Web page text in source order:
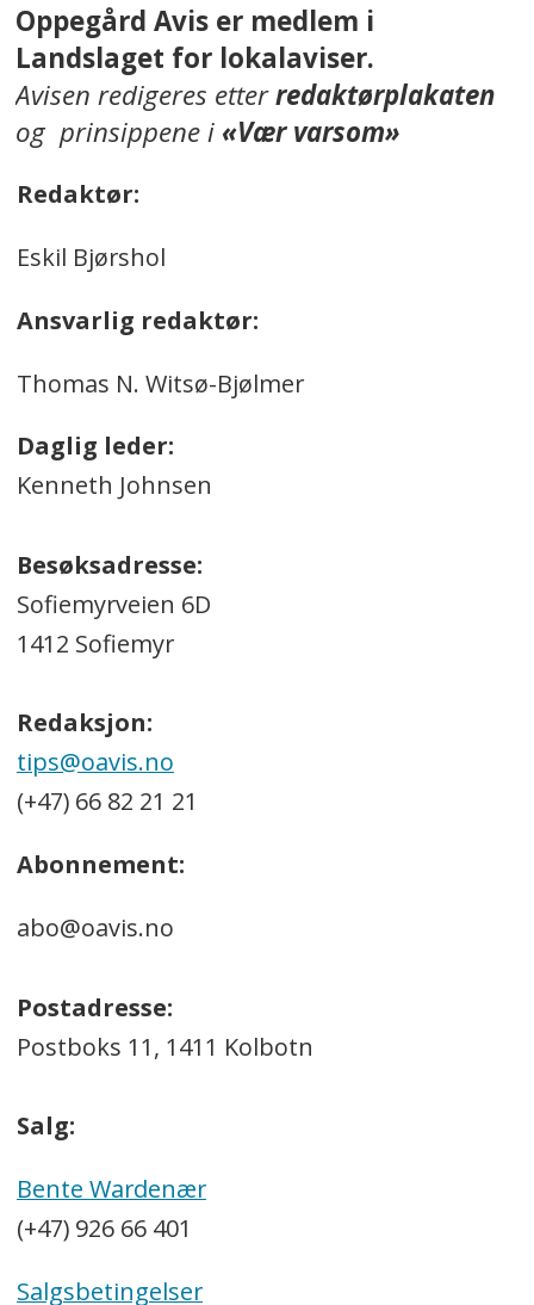
Oppegård Avis er medlem i
Landslaget for lokalaviser.
Avisen redigeres etterredaktørplakaten
og prinsippene i«Vær varsom»
Redaktør:
Eskil Bjørshol
Ansvarlig redaktør:
Thomas N. Witsø-Bjølmer
Daglig leder:
Kenneth Johnsen
Besøksadresse:
Sofiemyrveien 6D
1412 Sofiemyr
Redaksjon:
tips@oavis.no
(+47) 66 82 21 21
Abonnement:
abo@oavis.no
Postadresse:
Postboks 11, 1411 Kolbotn
Salg:
Bente Wardenær
(+47) 926 66 401
Salgsbetingelser